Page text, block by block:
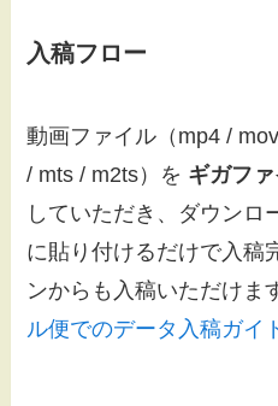
入稿フロー
動画ファイル（mp4 /
/ mts / m2ts）を ギガフ
していただき、ダウンロ
に貼り付けるだけで入稿
ンからも入稿いただけま
ル便でのデータ入稿ガイ